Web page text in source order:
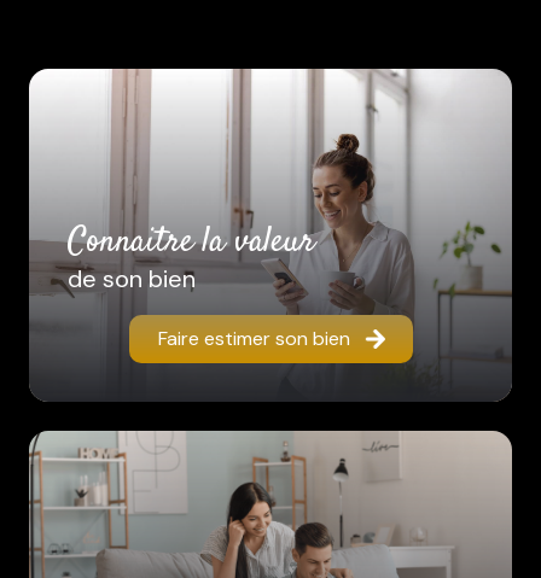
connaitre la valeur
de son bien
Faire estimer son bien